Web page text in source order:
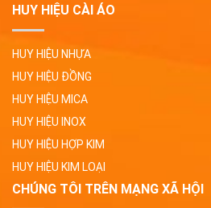
HUY HIỆU CÀI ÁO
HUY HIỆU NHỰA
HUY HIỆU ĐỒNG
HUY HIỆU MICA
HUY HIỆU INOX
HUY HIỆU HỢP KIM
HUY HIỆU KIM LOẠI
CHÚNG TÔI TRÊN MẠNG XÃ HỘI